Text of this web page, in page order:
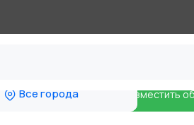
Все города Разместить